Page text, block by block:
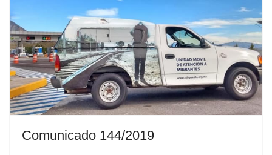
Comunicado 144/2019